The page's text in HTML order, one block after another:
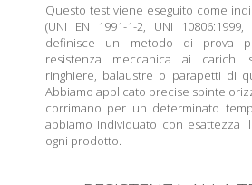
Questo test viene eseguito come
(UNI EN 1991-1-2, UNI
definisce un metodo di prova
resistenza meccanica ai carichi
ringhiere, balaustre o parapetti di
Abbiamo applicato precise spinte
corrimano per un determinato
abbiamo individuato con esattezza
ogni prodotto.